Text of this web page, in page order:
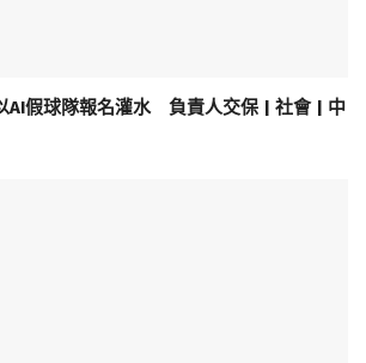
AI假球隊報名灌水 負責人交保 | 社會 | 中